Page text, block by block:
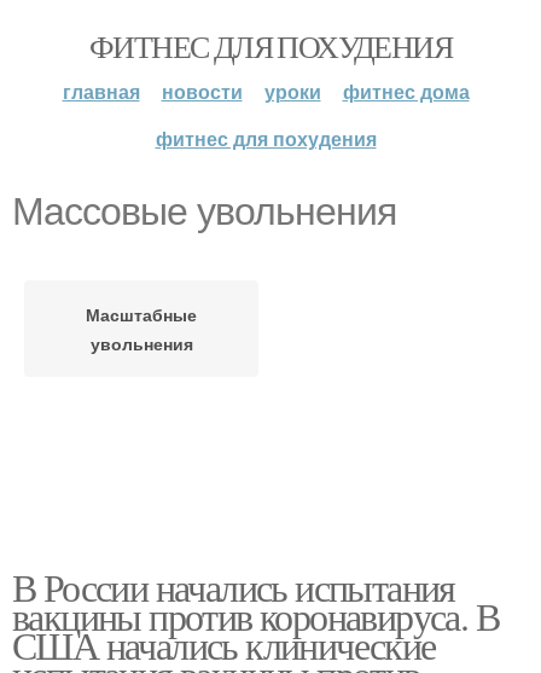
ФИТНЕС ДЛЯ ПОХУДЕНИЯ
главная новости уроки
фитнес дома
фитнес для похудения
Массовые увольнения
Масштабные
увольнения
В России начались испытания
вакцины против коронавируса. В
США начались клинические